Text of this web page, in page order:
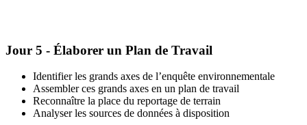
Jour 5 - Élaborer un Plan de Travail
Identifier les grands axes de l’enquête environnementale
Assembler ces grands axes en un plan de travail
Reconnaître la place du reportage de terrain
Analyser les sources de données à disposition